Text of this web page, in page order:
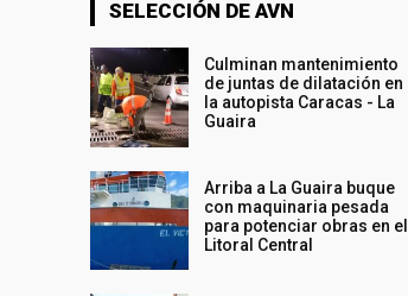
SELECCIÓN DE AVN
Culminan mantenimiento
de juntas de dilatación en
la autopista Caracas - La
Guaira
Arriba a La Guaira buque
con maquinaria pesada
para potenciar obras en el
Litoral Central